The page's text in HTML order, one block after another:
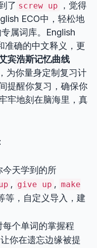
了 screw up
，觉得
ECO中，轻松地
属词库。English
准确的中文释义，更
宾浩斯记忆曲线
为你量身定制复习计
提醒你复习，确保你
牢地刻在脑海里，真
今天学到的所
, give up , make
等，自定义导入，建
个单词的掌握程
你在遗忘边缘被提